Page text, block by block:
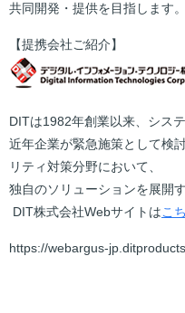
共同開発・提供を目指します。
【提携会社ご紹介】
DITは1982年創業以来、シス
近年企業が緊急施策として検
リティ対策分野において、
独自のソリューションを展開
DIT株式会社Webサイトはこ
https://webargus-